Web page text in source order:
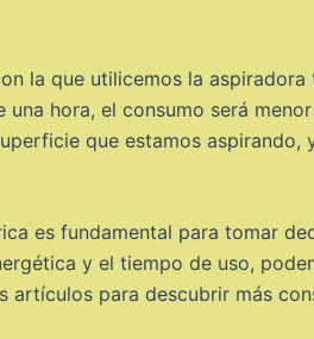
la que utilicemos la
hora, el consumo será
que estamos aspirando,
es fundamental para tomar
y el tiempo de uso,
artículos para descubrir más